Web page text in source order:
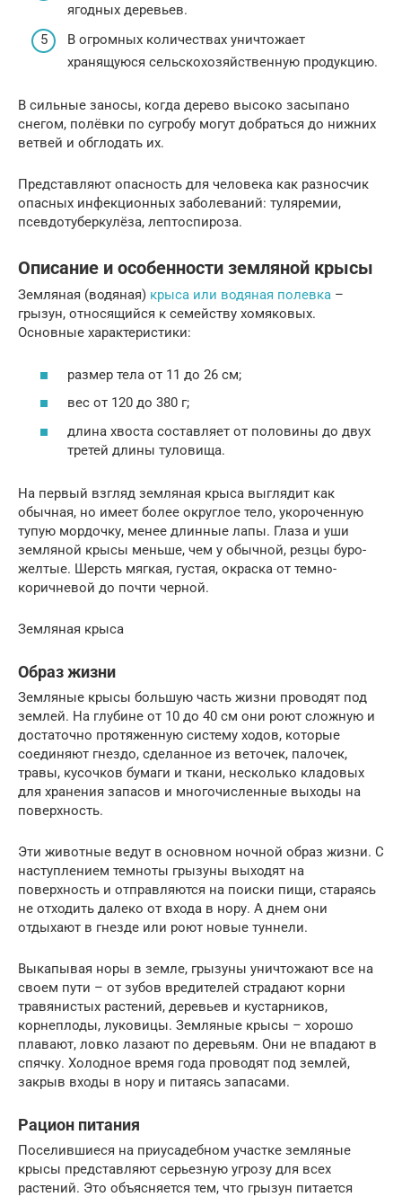
ягодных деревьев.
В огромных количествах уничтожает
хранящуюся сельскохозяйственную продукцию.
В сильные заносы, когда дерево высоко засыпано
снегом, полёвки по сугробу могут добраться до нижних
ветвей и обглодать их.
Представляют опасность для человека как разносчик
опасных инфекционных заболеваний: туляремии,
псевдотуберкулёза, лептоспироза.
Описание и особенности земляной крысы
Земляная (водяная) крыса или водяная полевка –
грызун, относящийся к семейству хомяковых.
Основные характеристики:
размер тела от 11 до 26 см;
вес от 120 до 380 г;
длина хвоста составляет от половины до двух
третей длины туловища.
На первый взгляд земляная крыса выглядит как
обычная, но имеет более округлое тело, укороченную
тупую мордочку, менее длинные лапы. Глаза и уши
земляной крысы меньше, чем у обычной, резцы буро-
желтые. Шерсть мягкая, густая, окраска от темно-
коричневой до почти черной.
Земляная крыса
Образ жизни
Земляные крысы большую часть жизни проводят под
землей. На глубине от 10 до 40 см они роют сложную и
достаточно протяженную систему ходов, которые
соединяют гнездо, сделанное из веточек, палочек,
травы, кусочков бумаги и ткани, несколько кладовых
для хранения запасов и многочисленные выходы на
поверхность.
Эти животные ведут в основном ночной образ жизни. С
наступлением темноты грызуны выходят на
поверхность и отправляются на поиски пищи, стараясь
не отходить далеко от входа в нору. А днем они
отдыхают в гнезде или роют новые туннели.
Выкапывая норы в земле, грызуны уничтожают все на
своем пути – от зубов вредителей страдают корни
травянистых растений, деревьев и кустарников,
корнеплоды, луковицы. Земляные крысы – хорошо
плавают, ловко лазают по деревьям. Они не впадают в
спячку. Холодное время года проводят под землей,
закрыв входы в нору и питаясь запасами.
Рацион питания
Поселившиеся на приусадебном участке земляные
крысы представляют серьезную угрозу для всех
растений. Это объясняется тем, что грызун питается